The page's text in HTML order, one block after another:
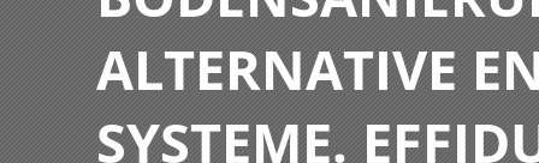
ALTERNATIVE
SYSTEME.